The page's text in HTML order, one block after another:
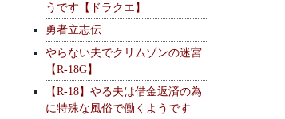
うです【ドラクエ】
勇者立志伝
やらない夫でクリムゾンの迷宮
【R-18G】
【R-18】やる夫は借金返済の為
に特殊な風俗で働くようです